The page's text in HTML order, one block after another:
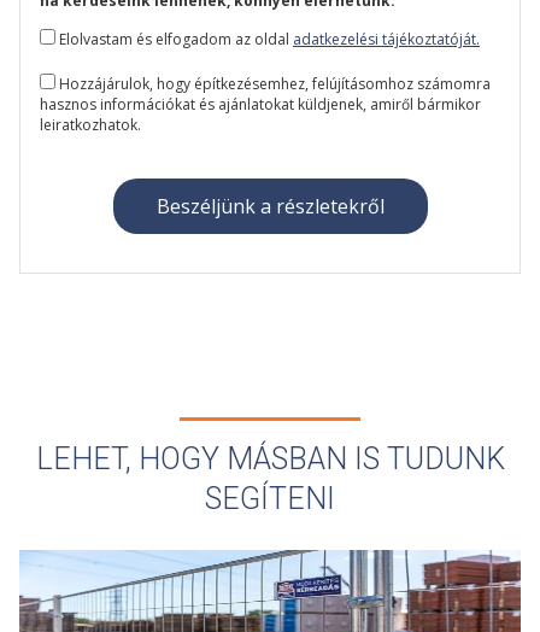
Elolvastam és elfogadom az oldal adatkezelési tájékoztatóját.
Hozzájárulok, hogy építkezésemhez, felújításomhoz számomra
hasznos információkat és ajánlatokat küldjenek, amiről bármikor
leiratkozhatok.
LEHET, HOGY MÁSBAN IS TUDUNK
SEGÍTENI